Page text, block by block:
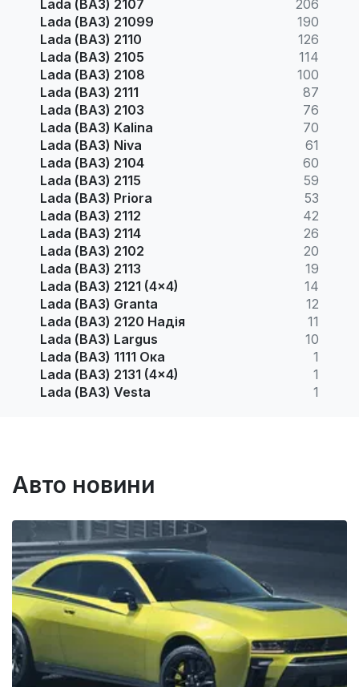
Lada (ВАЗ) 2107
206
Lada (ВАЗ) 21099
190
Lada (ВАЗ) 2110
126
Lada (ВАЗ) 2105
114
Lada (ВАЗ) 2108
100
Lada (ВАЗ) 2111
87
Lada (ВАЗ) 2103
76
Lada (ВАЗ) Kalina
70
Lada (ВАЗ) Niva
61
Lada (ВАЗ) 2104
60
Lada (ВАЗ) 2115
59
Lada (ВАЗ) Priora
53
Lada (ВАЗ) 2112
42
Lada (ВАЗ) 2114
26
Lada (ВАЗ) 2102
20
Lada (ВАЗ) 2113
19
Lada (ВАЗ) 2121 (4x4)
14
Lada (ВАЗ) Granta
12
Lada (ВАЗ) 2120 Надія
11
Lada (ВАЗ) Largus
10
Lada (ВАЗ) 1111 Ока
1
Lada (ВАЗ) 2131 (4x4)
1
Lada (ВАЗ) Vesta
1
Авто новини